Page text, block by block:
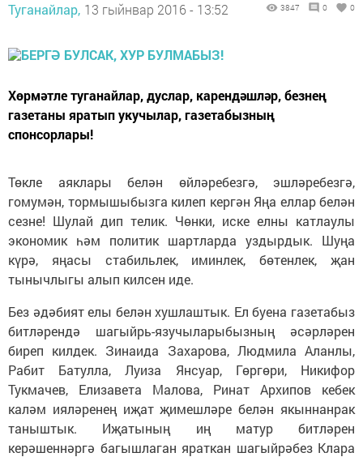
Туганайлар, 13 гыйнвар 2016 - 13:52 3847 0 0
Хөрмәтле туганайлар, дуслар, карендәшләр, безнең
газетаны яратып укучылар, газетабызның
спонсорлары!
Төкле аяклары белән өйләребезгә, эшләребезгә,
гомумән, тормышыбызга килеп кергән Яңа еллар белән
сезне! Шулай дип телик. Чөнки, иске елны катлаулы
экономик һәм политик шартларда уздырдык. Шуңа
күрә, яңасы стабильлек, иминлек, бөтенлек, җан
тынычлыгы алып килсен иде.
Без әдәбият елы белән хушлаштык. Ел буена газетабыз
битләрендә шагыйрь-язучыларыбызның әсәрләрен
биреп килдек. Зинаида Захарова, Людмила Аланлы,
Рабит Батулла, Луиза Янсуар, Гөргөри, Никифор
Тукмачев, Елизавета Малова, Ринат Архипов кебек
каләм ияләренең иҗат җимешләре белән якыннанрак
таныштык. Иҗатының иң матур битләрен
керәшеннәргә багышлаган яраткан шагыйрәбез Клара